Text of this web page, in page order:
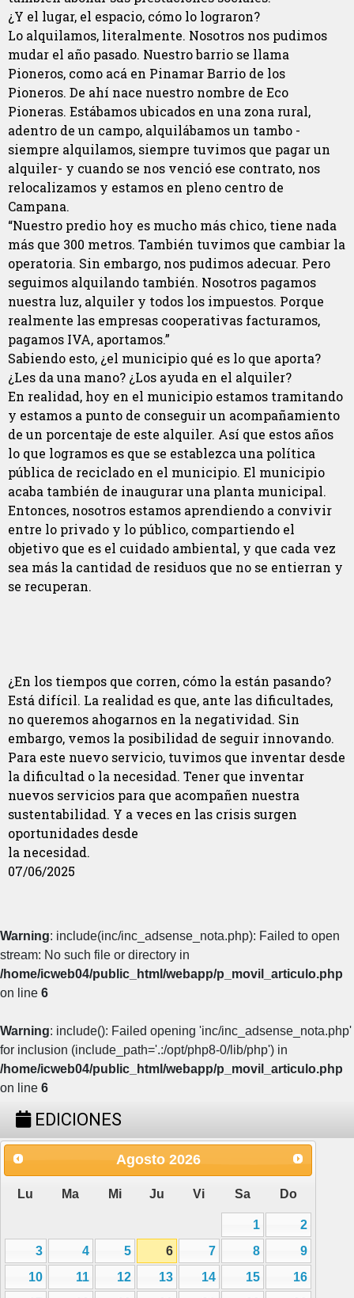
¿Y el lugar, el espacio, cómo lo lograron?
Lo alquilamos, literalmente. Nosotros nos pudimos
mudar el año pasado. Nuestro barrio se llama
Pioneros, como acá en Pinamar Barrio de los
Pioneros. De ahí nace nuestro nombre de Eco
Pioneras. Estábamos ubicados en una zona rural,
adentro de un campo, alquilábamos un tambo -
siempre alquilamos, siempre tuvimos que pagar un
alquiler- y cuando se nos venció ese contrato, nos
relocalizamos y estamos en pleno centro de
Campana.
“Nuestro predio hoy es mucho más chico, tiene nada
más que 300 metros. También tuvimos que cambiar la
operatoria. Sin embargo, nos pudimos adecuar. Pero
seguimos alquilando también. Nosotros pagamos
nuestra luz, alquiler y todos los impuestos. Porque
realmente las empresas cooperativas facturamos,
pagamos IVA, aportamos.”
Sabiendo esto, ¿el municipio qué es lo que aporta?
¿Les da una mano? ¿Los ayuda en el alquiler?
En realidad, hoy en el municipio estamos tramitando
y estamos a punto de conseguir un acompañamiento
de un porcentaje de este alquiler. Así que estos años
lo que logramos es que se establezca una política
pública de reciclado en el municipio. El municipio
acaba también de inaugurar una planta municipal.
Entonces, nosotros estamos aprendiendo a convivir
entre lo privado y lo público, compartiendo el
objetivo que es el cuidado ambiental, y que cada vez
sea más la cantidad de residuos que no se entierran y
se recuperan.
¿En los tiempos que corren, cómo la están pasando?
Está difícil. La realidad es que, ante las dificultades,
no queremos ahogarnos en la negatividad. Sin
embargo, vemos la posibilidad de seguir innovando.
Para este nuevo servicio, tuvimos que inventar desde
la dificultad o la necesidad. Tener que inventar
nuevos servicios para que acompañen nuestra
sustentabilidad. Y a veces en las crisis surgen
oportunidades desde
la necesidad.
07/06/2025
Warning: include(inc/inc_adsense_nota.php): Failed to open
stream: No such file or directory in
/home/icweb04/public_html/webapp/p_movil_articulo.php
on line 6
Warning: include(): Failed opening 'inc/inc_adsense_nota.php'
for inclusion (include_path='.:/opt/php8-0/lib/php') in
/home/icweb04/public_html/webapp/p_movil_articulo.php
on line 6
EDICIONES
Agosto 2026
Lu Ma Mi Ju Vi Sa Do
1
2
3
4 5 6 7 8
9
10
11 12 13 14 15
16